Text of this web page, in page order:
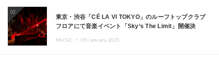
02
東京・渋谷「CÉ LA VI TOKYO」のルーフトップクラブ
フロアにて音楽イベント「Sky‘s The Limit」開催決
Kza（FORCE OF NATURE）ら日本を代表するDJ・クリ
MUSIC ・ 09.January.2025